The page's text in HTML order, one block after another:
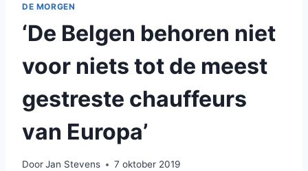
DE MORGEN
‘De Belgen behoren niet
voor niets tot de meest
gestreste chauffeurs
van Europa’
DoorJan Stevens 7 oktober 2019